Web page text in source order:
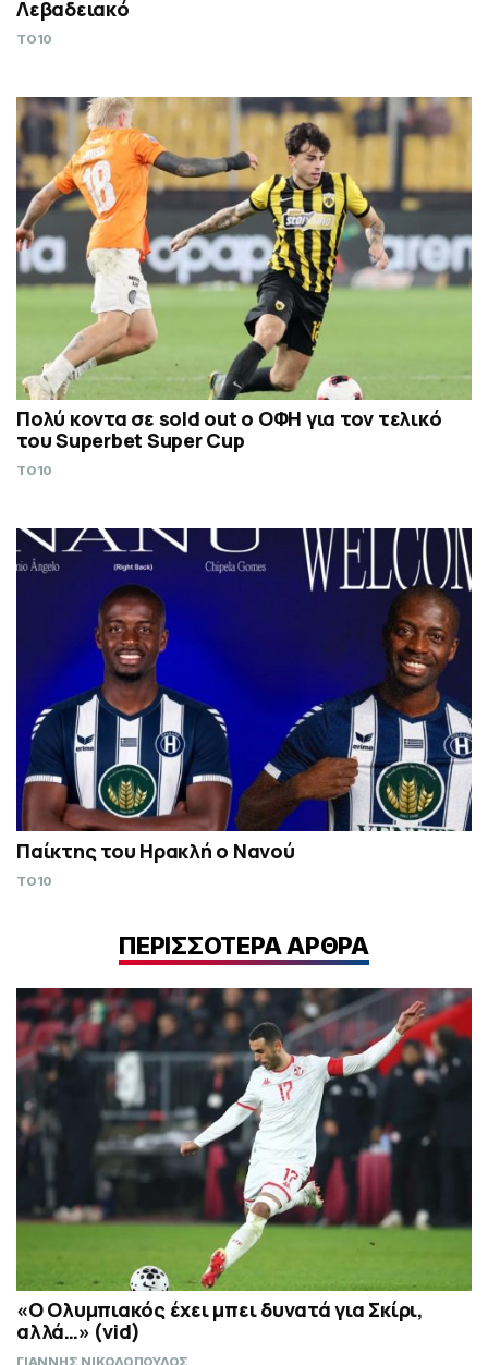
Λεβαδειακό
TO10
Πολύ κοντα σε sold out ο ΟΦΗ για τον τελικό
του Superbet Super Cup
TO10
Παίκτης του Ηρακλή ο Νανού
TO10
ΠΕΡΙΣΣΟΤΕΡΑ ΑΡΘΡΑ
«Ο Ολυμπιακός έχει μπει δυνατά για Σκίρι,
αλλά…» (vid)
ΓΙΑΝΝΗΣ ΝΙΚΟΛΟΠΟΥΛΟΣ